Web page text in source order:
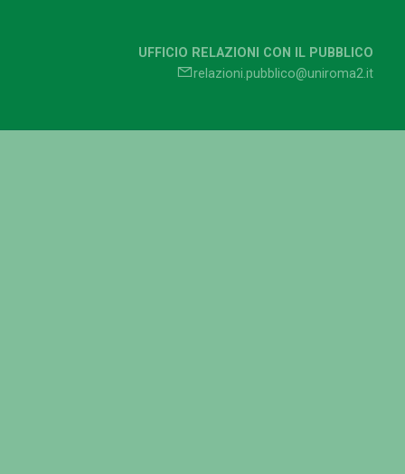
UFFICIO RELAZIONI CON IL PUBBLICO
relazioni.pubblico@uniroma2.it